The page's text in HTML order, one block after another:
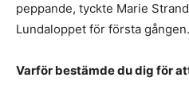
peppande, tyckte Marie
Lundaloppet för första gången.
Varför bestämde du dig för